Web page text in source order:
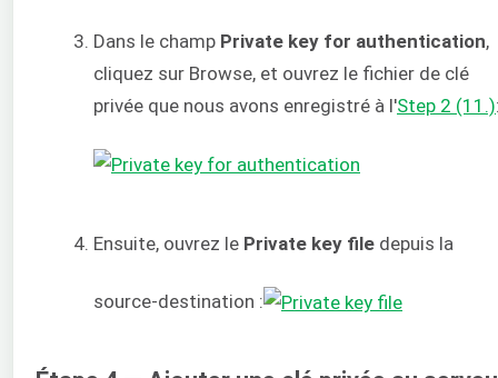
Dans le champ Private key for authentication,
cliquez sur Browse, et ouvrez le fichier de clé
privée que nous avons enregistré à l'Step 2 (11.)
Ensuite, ouvrez le Private key file depuis la
source-destination :